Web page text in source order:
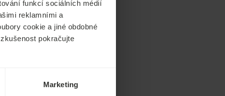
funkcí sociálních médií
reklamními a
cookie a jiné obdobné
pokračujte
Marketing